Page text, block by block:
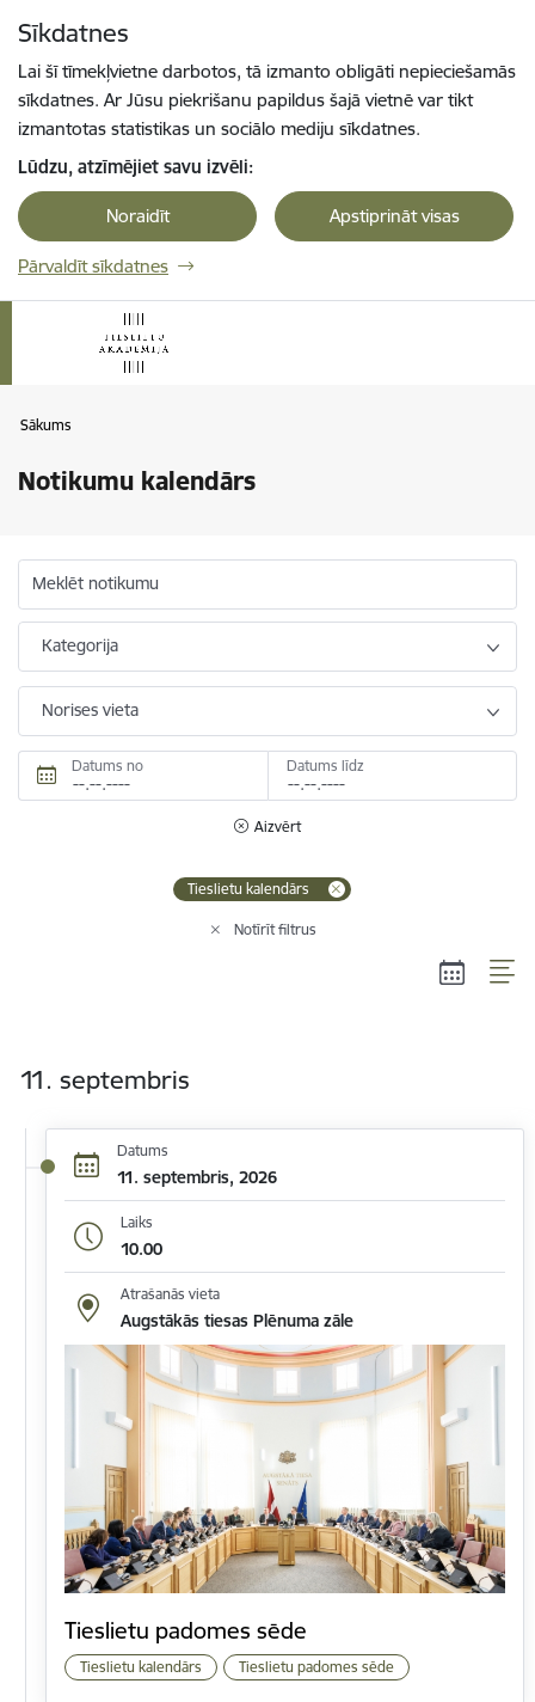
Sīkdatnes
Lai šī tīmekļvietne darbotos, tā izmanto obligāti nepieciešamās
sīkdatnes. Ar Jūsu piekrišanu papildus šajā vietnē var tikt
izmantotas statistikas un sociālo mediju sīkdatnes.
Lūdzu, atzīmējiet savu izvēli:
Noraidīt Apstiprināt visas
Pārvaldīt sīkdatnes
Sākums
Notikumu kalendārs
Meklēt notikumu
Kategorija
Norises vieta
Datums no Datums līdz
Aizvērt
Tieslietu kalendārs
Notīrīt filtrus
11. septembris
Datums
11. septembris, 2026
Laiks
10.00
Atrašanās vieta
Augstākās tiesas Plēnuma zāle
Tieslietu padomes sēde
Tieslietu kalendārs Tieslietu padomes sēde